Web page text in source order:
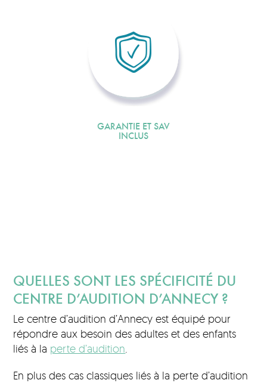
GARANTIE ET SAV
INCLUS
QUELLES SONT LES SPÉCIFICITÉ DU
CENTRE D’AUDITION D’ANNECY ?
Le centre d’audition d’Annecy est équipé pour
répondre aux besoin des adultes et des enfants
liés à la perte d’audition
En plus des cas classiques liés à la perte d’audition